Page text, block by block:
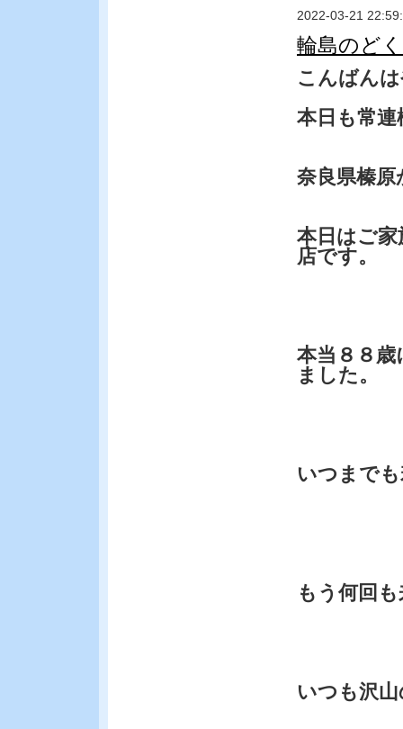
2022-03-21
輪島のど
こんばん
本日も常
奈良県榛
本日はご
店です。
本当８８
ました。
いつまで
もう何回
いつも沢